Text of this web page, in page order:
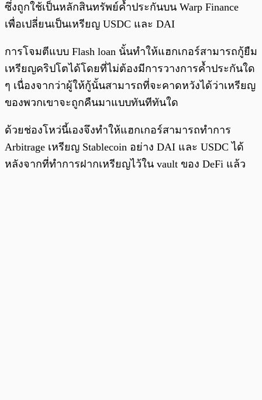
ซึ่งถูกใช้เป็นหลักสินทรัพย์ค้ำประกันบน Warp Finance
เพื่อเปลี่ยนเป็นเหรียญ USDC และ DAI
การโจมตีแบบ Flash loan นั้นทำให้แฮกเกอร์สามารถกู้ยืม
เหรียญคริปโตได้โดยที่ไม่ต้องมีการวางการค้ำประกันใด
ๆ เนื่องจากว่าผู้ให้กู้นั้นสามารถที่จะคาดหวังได้ว่าเหรียญ
ของพวกเขาจะถูกคืนมาแบบทันทีทันใด
ด้วยช่องโหว่นี้เองจึงทำให้แฮกเกอร์สามารถทำการ
Arbitrage เหรียญ Stablecoin อย่าง DAI และ USDC ได้
หลังจากที่ทำการฝากเหรียญไว้ใน vault ของ DeFi แล้ว